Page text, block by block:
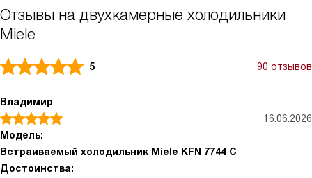
Отзывы на двухкамерные холодильники
Miele
5 90 отзывов
Владимир
16.06.2026
Модель:
Встраиваемый холодильник Miele KFN 7744 C
Достоинства: